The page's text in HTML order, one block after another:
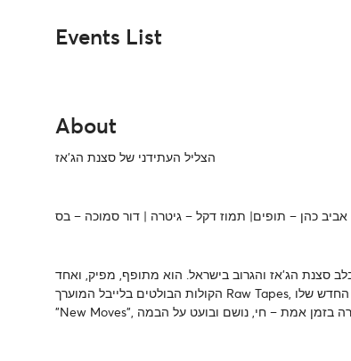
Events List
About
הצליל העתידני של סצנת הג'אז
אביב כהן – תופים| תמוז דקל – גיטרה | דור סמוכה – בס
סצנת הג'אז והגרוב בישראל. הוא מתופף, מפיק, ואחד
הקולות הבולטים בלייבל המוערך Raw Tapes, שתמיד נמצא בחזית של מה שחדש ומרתק. כשהוא מגיע לפסטיבל עם המופע החדש שלו,